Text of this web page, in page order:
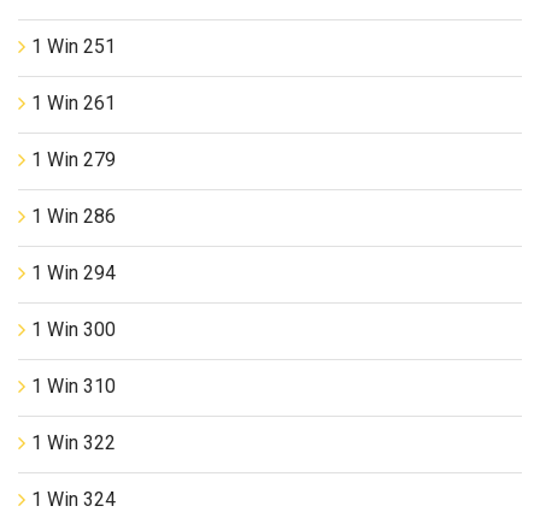
1 Win 251
1 Win 261
1 Win 279
1 Win 286
1 Win 294
1 Win 300
1 Win 310
1 Win 322
1 Win 324